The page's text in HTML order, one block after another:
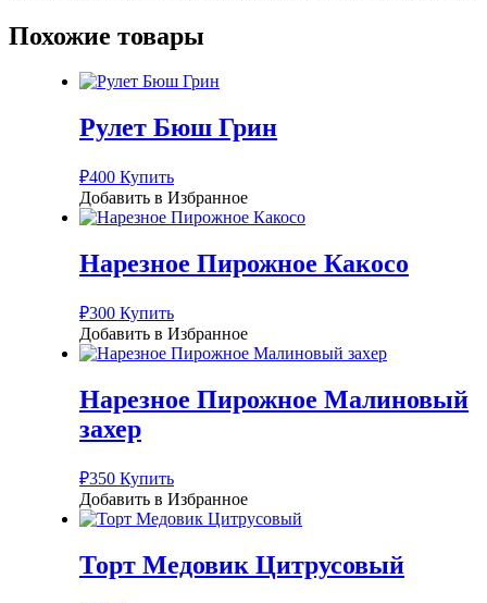
Похожие товары
Рулет Бюш Грин
₽400 Купить
Добавить в Избранное
Нарезное Пирожное Какосо
₽300 Купить
Добавить в Избранное
Нарезное Пирожное Малиновый
захер
₽350 Купить
Добавить в Избранное
Торт Медовик Цитрусовый